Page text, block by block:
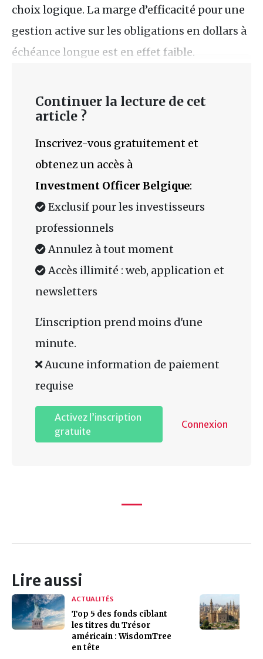
choix logique. La marge d’efficacité pour une
gestion active sur les obligations en dollars à
échéance longue est en effet faible.
Continuer la lecture de cet
article ?
Inscrivez-vous gratuitement et
obtenez un accès à
Investment Officer Belgique:
Exclusif pour les investisseurs
professionnels
Annulez à tout moment
Accès illimité : web, application et
newsletters
L'inscription prend moins d'une
minute.
Aucune information de paiement
requise
Activez l’inscription
gratuite
Connexion
Lire aussi
ACTUALITÉS
Top 5 des fonds ciblant
les titres du Trésor
américain : WisdomTree
en tête